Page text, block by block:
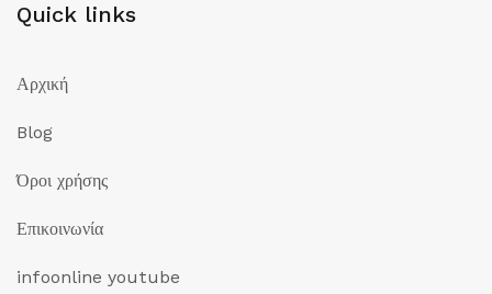
Quick links
Αρχική
Blog
Όροι χρήσης
Επικοινωνία
infoonline youtube